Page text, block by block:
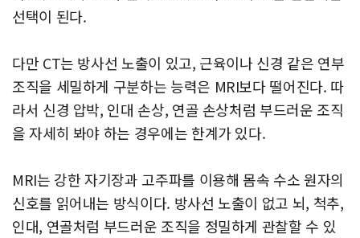
선택이 된다.
다만 CT는 방사선 노출이 있고, 근육이나 신경 같은 연부
조직을 세밀하게 구분하는 능력은 MRI보다 떨어진다. 따
라서 신경 압박, 인대 손상, 연골 손상처럼 부드러운 조직
을 자세히 봐야 하는 경우에는 한계가 있다.
MRI는 강한 자기장과 고주파를 이용해 몸속 수소 원자의
신호를 읽어내는 방식이다. 방사선 노출이 없고 뇌, 척추,
인대, 연골처럼 부드러운 조직을 정밀하게 관찰할 수 있